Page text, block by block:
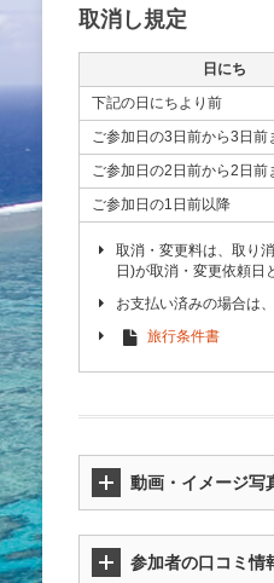
取消し規定
日にち
下記の日にちより前
ご参加日の3日前から3日前
ご参加日の2日前から2日前
ご参加日の1日前以降
取消・変更料は、取り
日)が取消・変更依頼日
お支払い済みの場合は
旅行条件書
動画・イメージ写
参加者の口コミ情